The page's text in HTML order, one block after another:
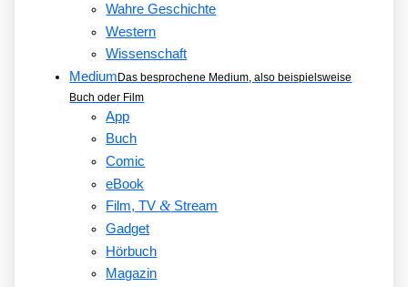
Wahre Geschichte
Western
Wissenschaft
MediumDas besprochene Medium, also beispielsweise
Buch oder Film
App
Buch
Comic
eBook
Film, TV&Stream
Gadget
Hörbuch
Magazin